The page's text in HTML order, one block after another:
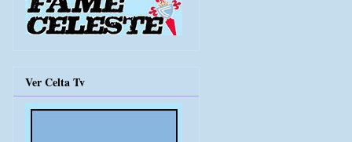
Ver Celta Tv